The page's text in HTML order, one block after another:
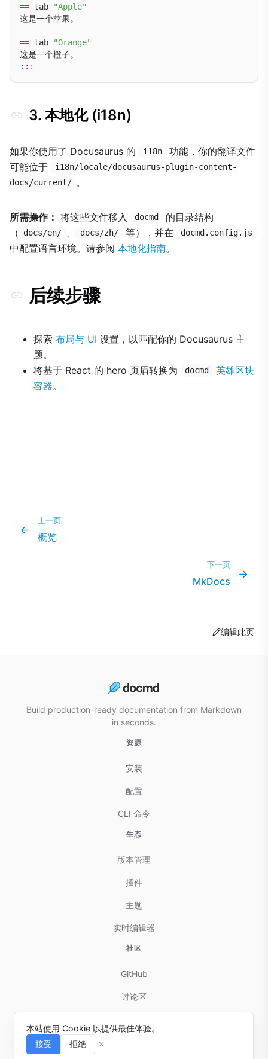
== tab
"Apple"
这是一个苹果。
== tab
"Orange"
:::
3. 本地化 (i18n)
如果你使用了 Docusaurus 的 i18n
功能，你的翻译文件
可能位于
i18n/locale/docusaurus-plugin-content-
docs/current/ 。
所需操作： 将这些文件移入 docmd
的目录结构
（
docs/en/ docs/zh/ 等），并在 docmd.config.js
中配置语言环境。请参阅 本地化指南。
后续步骤
探索 布局与 UI 设置，以匹配你的 Docusaurus 主
题。
将基于 React 的 hero 页眉转换为
docmd
英雄区块
容器。
上一页
概览
下一页
MkDocs
编辑此页
Build production-ready documentation from Markdown
in seconds.
资源
安装
配置
CLI 命令
生态
版本管理
插件
主题
实时编辑器
社区
GitHub
讨论区
本站使用 Cookie 以提供最佳体验。
接受 拒绝